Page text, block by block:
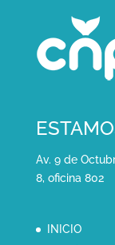
Av. 9 de
8, oficina 802
INICIO